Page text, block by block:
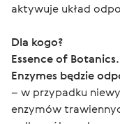
aktywuje układ
Dla kogo?
Essence of
Enzymes będzie
– w przypadku
enzymów